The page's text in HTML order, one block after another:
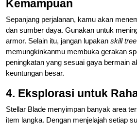
Kemampuan
Sepanjang perjalanan, kamu akan
dan sumber daya. Gunakan untuk
armor. Selain itu, jangan lupakan skill tree
memungkinkanmu membuka gerakan
peningkatan yang sesuai gaya bermain
keuntungan besar.
4. Eksplorasi untuk
Stellar Blade menyimpan banyak area
item langka. Dengan menjelajah setiap